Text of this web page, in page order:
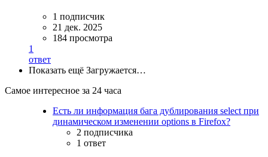
1 подписчик
21 дек. 2025
184 просмотра
1
ответ
Показать ещё Загружается…
Самое интересное за 24 часа
Есть ли информация бага дублирования select при
динамическом изменении options в Firefox?
2 подписчика
1 ответ